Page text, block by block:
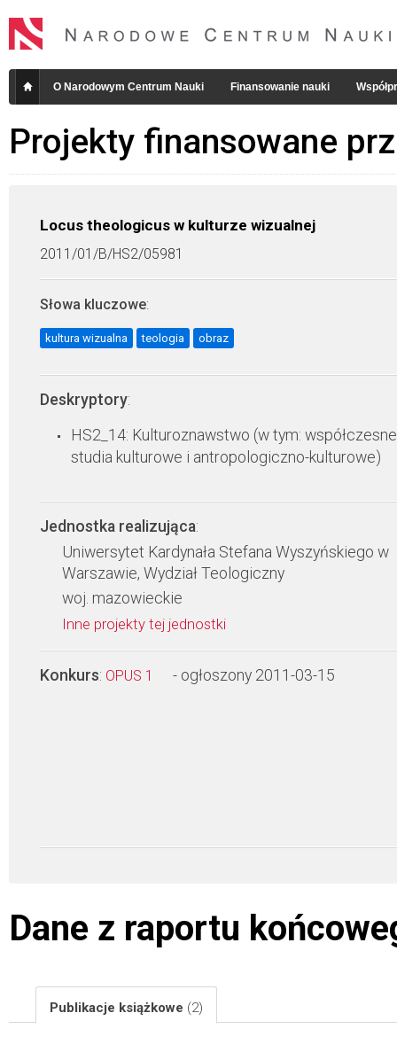
O Narodowym Centrum Nauki Finansowanie nauki
Projekty finansowane
Locus theologicus w kulturze wizualnej
2011/01/B/HS2/05981
Słowa kluczowe:
kultura wizualna teologia obraz
Deskryptory:
HS2_14: Kulturoznawstwo (w tym: współczesne
studia kulturowe i antropologiczno-kulturowe)
Jednostka realizująca:
Uniwersytet Kardynała Stefana Wyszyńskiego w
Warszawie, Wydział Teologiczny
woj. mazowieckie
Inne projekty tej jednostki
Konkurs: OPUS 1 - ogłoszony 2011-03-15
Dane z raportu
Publikacje książkowe (2)